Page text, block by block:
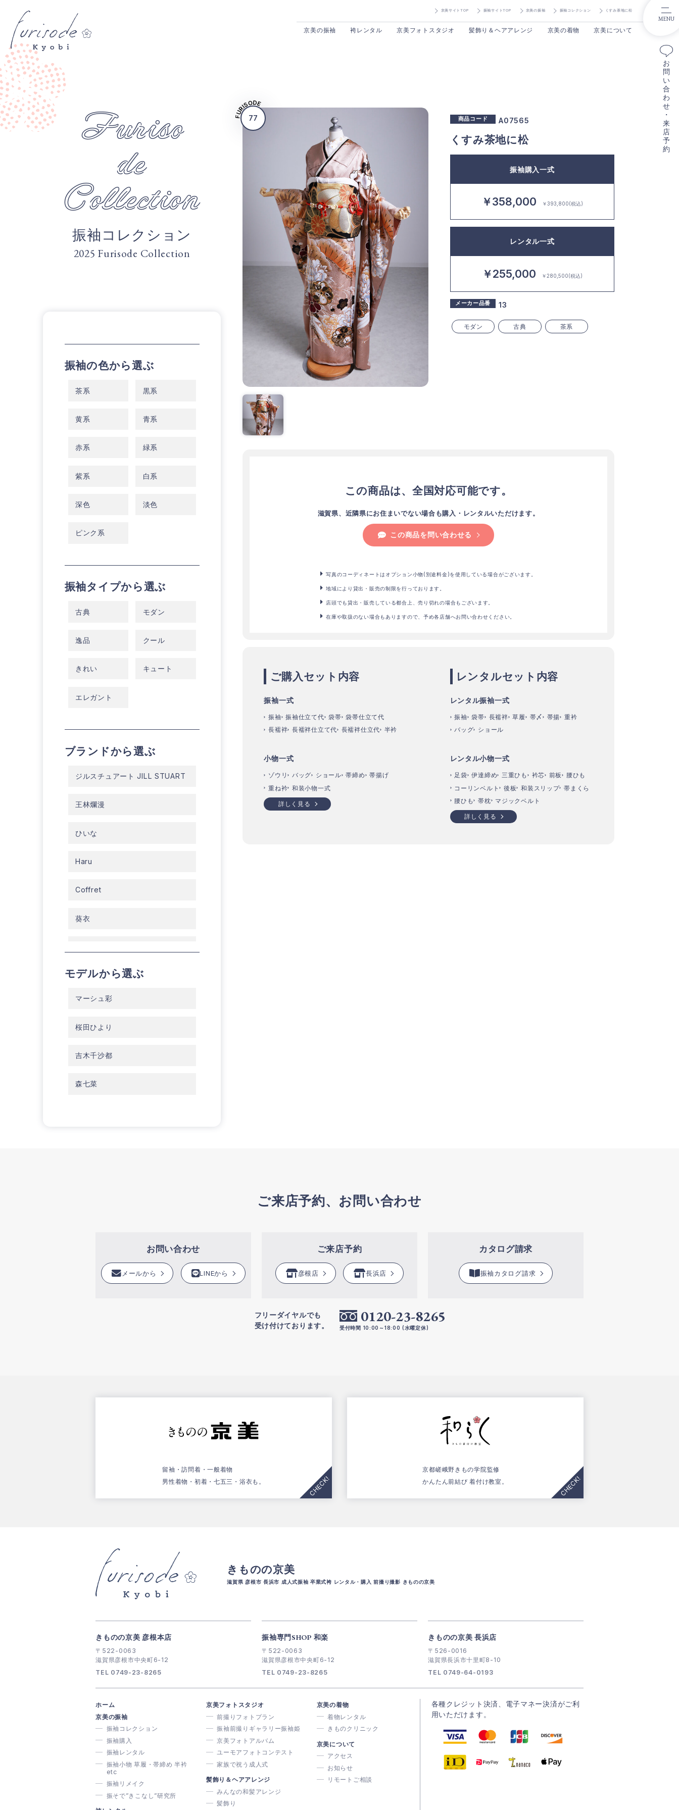
京美の振袖 袴レンタル 京美フォトスタジオ 髪飾り＆ヘアアレンジ 京美の着物 京美について
MENU
お
問
い
合
わ
せ
・
来
店
予
約
京美サイトTOP 振袖サイトTOP 京美の振袖 振袖コレクション くすみ茶地に松
Furiso
de
Collection
振袖コレクション
2025 Furisode Collection
振袖の色から選ぶ
茶系 黒系
黄系 青系
赤系 緑系
紫系 白系
深色 淡色
ピンク系
振袖タイプから選ぶ
古典 モダン
逸品 クール
きれい キュート
エレガント
ブランドから選ぶ
ジルスチュアート JILL STUART
王林爛漫
ひいな
Haru
Coffret
葵衣
東京レトロ
華徒然 × 吉木千沙都
Vcinq×葵衣
LiLiCA
ナナイロ
モデルから選ぶ
マーシュ彩
桜田ひより
吉木千沙都
森七菜
FURISODE
77 商品コード A07565
くすみ茶地に松
振袖購入一式
￥358,000 ￥393,800(税込)
レンタル一式
￥255,000 ￥280,500(税込)
メーカー品番 13
モダン 古典 茶系
この商品は、全国対応可能です。
滋賀県、近隣県にお住まいでない場合も購入・レンタルいただけます。
この商品を問い合わせる
写真のコーディネートはオプション小物(別途料金)を使用している場合がございます。
地域により貸出・販売の制限を行っております。
店頭でも貸出・販売している都合上、売り切れの場合もございます。
在庫や取扱のない場合もありますので、予め各店舗へお問い合わせください。
ご購入セット内容
振袖一式
振袖 振袖仕立て代 袋帯
袋帯仕立て代
長襦袢 長襦袢仕立て代 長襦袢仕立代 半衿
小物一式
ゾウリ バッグ ショール 帯締め
帯揚げ
重ね衿 和装小物一式
詳しく見る
レンタルセット内容
レンタル振袖一式
振袖 袋帯 長襦袢 草履 帯〆 帯揚 重衿
バッグ
ショール
レンタル小物一式
足袋 伊達締め 三重ひも 衿芯 前板
腰ひも
コーリンベルト 後板 和装スリップ 帯まくら
腰ひも 帯枕 マジックベルト
詳しく見る
ご来店予約、お問い合わせ
お問い合わせ
メールから LINEから
ご来店予約
彦根店 長浜店
カタログ請求
振袖カタログ請求
フリーダイヤルでも
受け付けております。
0120-23-8265
受付時間 10:00～18:00 (水曜定休)
留袖・訪問着・一般着物
男性着物・初着・七五三・浴衣も。
京都嵯峨野きもの学院監修
かんたん前結び 着付け教室。
きものの京美
滋賀県 彦根市 長浜市 成人式振袖 卒業式袴 レンタル・購入 前撮り撮影 きものの京美
きものの京美 彦根本店
〒522-0063
滋賀県彦根市中央町6-12
TEL 0749-23-8265
振袖専門SHOP 和楽
〒522-0063
滋賀県彦根市中央町6-12
TEL 0749-23-8265
きものの京美 長浜店
〒526-0016
滋賀県長浜市十里町8-10
TEL 0749-64-0193
ホーム
京美の振袖
振袖コレクション
振袖購入
振袖レンタル
振袖小物 草履・帯締め 半衿
etc
振袖リメイク
振そで”きこなし”研究所
京美フォトスタジオ
前撮りフォトプラン
振袖前撮りギャラリー振袖姫
京美フォトアルバム
ユーモアフォトコンテスト
家族で祝う成人式
髪飾り＆ヘアアレンジ
みんなの和髪アレンジ
髪飾り
京美の着物
着物レンタル
きものクリニック
京美について
アクセス
お知らせ
リモートご相談
各種クレジット決済、電子マネー決済がご利
用いただけます。